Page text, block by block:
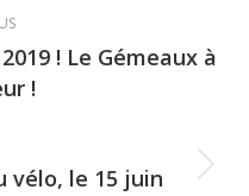
! Le Gémeaux à
!
vélo, le 15 juin